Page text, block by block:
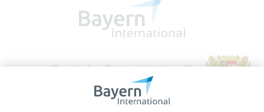
Bayerische Gesellschaft für Internationale